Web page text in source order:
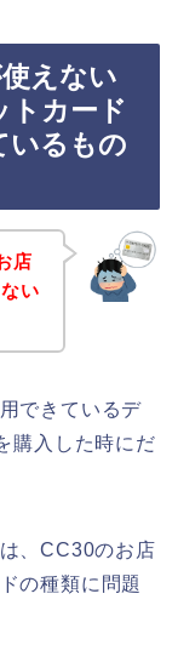
えない
トカード
いるもの
店
い
できているデ
購入した時にだ
、CC30のお店
の種類に問題